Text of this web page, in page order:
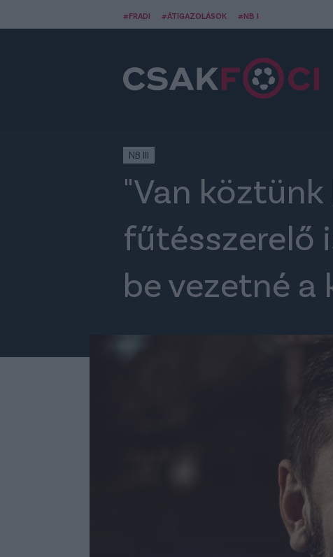
#FRADI #ÁTIGAZOLÁSOK #NB I
NB III
"Van
fűtésszerelő
be vezetné